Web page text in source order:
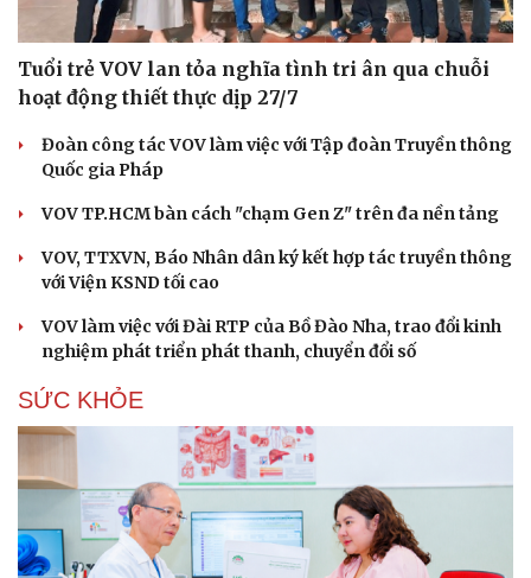
Tuổi trẻ VOV lan tỏa nghĩa tình tri ân qua chuỗi
hoạt động thiết thực dịp 27/7
Đoàn công tác VOV làm việc với Tập đoàn Truyền thông
Quốc gia Pháp
VOV TP.HCM bàn cách "chạm Gen Z" trên đa nền tảng
VOV, TTXVN, Báo Nhân dân ký kết hợp tác truyền thông
với Viện KSND tối cao
VOV làm việc với Đài RTP của Bồ Đào Nha, trao đổi kinh
nghiệm phát triển phát thanh, chuyển đổi số
SỨC KHỎE